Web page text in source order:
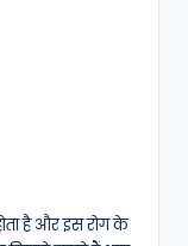
है और इस रोग के